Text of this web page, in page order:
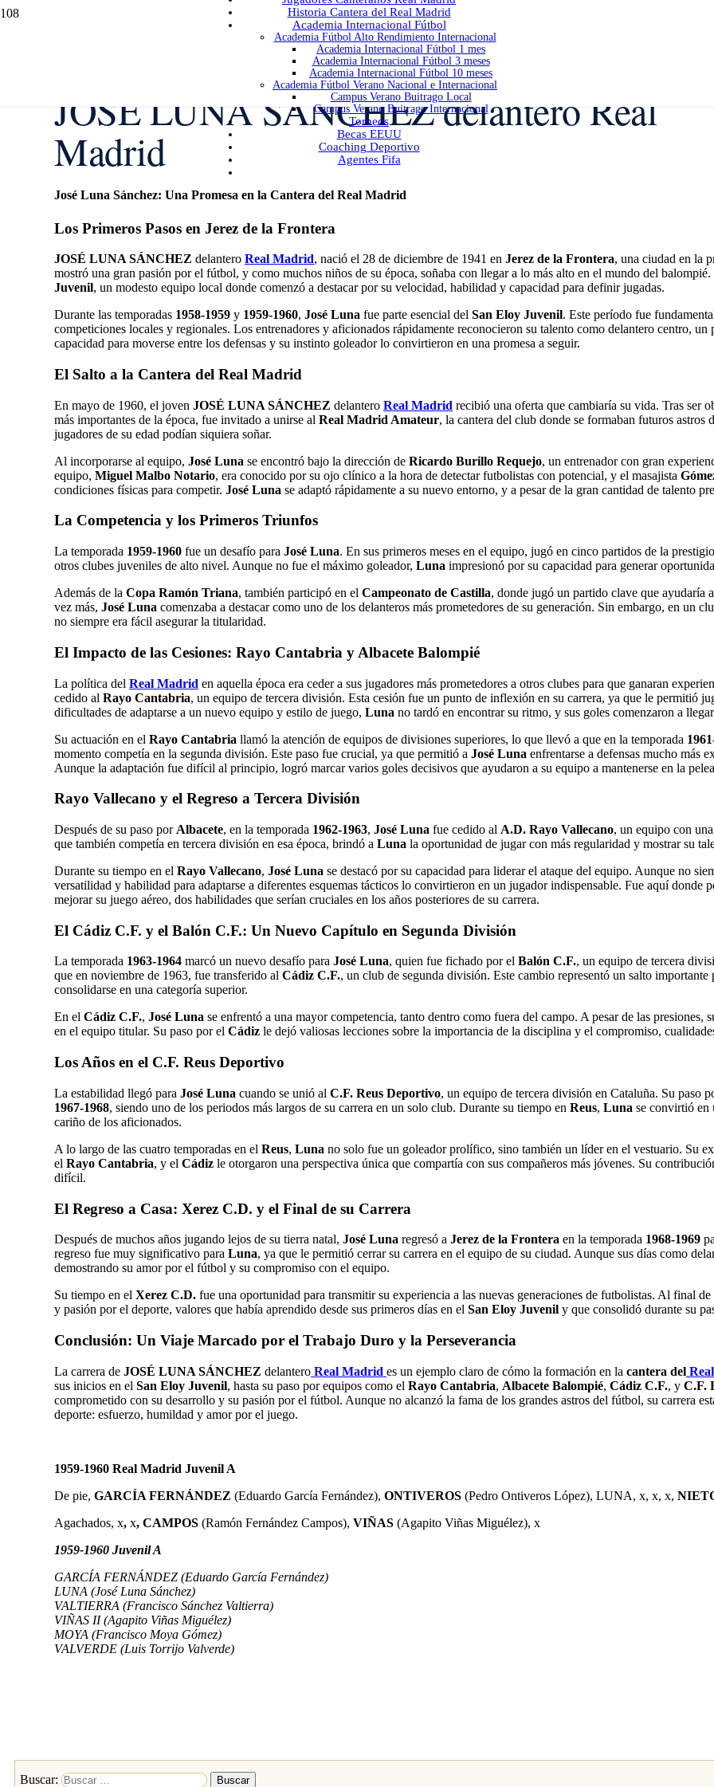
Historia Cantera del Real Madrid
Academia Internacional Fútbol
Academia Fútbol Alto Rendimiento Internacional
Academia Internacional Fútbol 1 mes
Academia Internacional Fútbol 3 meses
Academia Internacional Fútbol 10 meses
Academia Fútbol Verano Nacional e Internacional
Campus Verano Buitrago Local
Campus Verano Buitrago Internacional
Torneos
Becas EEUU
Coaching Deportivo
Agentes Fifa
JOSÉ LUNA SÁNCHEZ delantero Real
Madrid
José Luna Sánchez: Una Promesa en la Cantera del Real Madrid
Los Primeros Pasos en Jerez de la Frontera
JOSÉ LUNA SÁNCHEZ delantero Real Madrid, nació el 28 de diciembre de 1941 en Jerez de la Frontera, una ciudad en la
mostró una gran pasión por el fútbol, y como muchos niños de su época, soñaba con llegar a lo más alto en el mundo del
Juvenil, un modesto equipo local donde comenzó a destacar por su velocidad, habilidad y capacidad para definir jugadas.
Durante las temporadas 1958-1959 y 1959-1960, José Luna fue parte esencial del San Eloy Juvenil. Este período fue
competiciones locales y regionales. Los entrenadores y aficionados rápidamente reconocieron su talento como delantero centro,
capacidad para moverse entre los defensas y su instinto goleador lo convirtieron en una promesa a seguir.
El Salto a la Cantera del Real Madrid
En mayo de 1960, el joven JOSÉ LUNA SÁNCHEZ delantero Real Madrid recibió una oferta que cambiaría su vida. Tras ser
más importantes de la época, fue invitado a unirse al Real Madrid Amateur, la cantera del club donde se formaban futuros
jugadores de su edad podían siquiera soñar.
Al incorporarse al equipo, José Luna se encontró bajo la dirección de Ricardo Burillo Requejo, un entrenador con gran
equipo, Miguel Malbo Notario, era conocido por su ojo clínico a la hora de detectar futbolistas con potencial, y el masajista
condiciones físicas para competir. José Luna se adaptó rápidamente a su nuevo entorno, y a pesar de la gran cantidad de talento
La Competencia y los Primeros Triunfos
La temporada 1959-1960 fue un desafío para José Luna. En sus primeros meses en el equipo, jugó en cinco partidos de la
otros clubes juveniles de alto nivel. Aunque no fue el máximo goleador, Luna impresionó por su capacidad para generar
Además de la Copa Ramón Triana, también participó en el Campeonato de Castilla, donde jugó un partido clave que ayudaría
vez más, José Luna comenzaba a destacar como uno de los delanteros más prometedores de su generación. Sin embargo, en un
no siempre era fácil asegurar la titularidad.
El Impacto de las Cesiones: Rayo Cantabria y Albacete Balompié
La política del Real Madrid en aquella época era ceder a sus jugadores más prometedores a otros clubes para que ganaran
cedido al Rayo Cantabria, un equipo de tercera división. Esta cesión fue un punto de inflexión en su carrera, ya que le permitió
dificultades de adaptarse a un nuevo equipo y estilo de juego, Luna no tardó en encontrar su ritmo, y sus goles comenzaron a
Su actuación en el Rayo Cantabria llamó la atención de equipos de divisiones superiores, lo que llevó a que en la temporada
momento competía en la segunda división. Este paso fue crucial, ya que permitió a José Luna enfrentarse a defensas mucho más
Aunque la adaptación fue difícil al principio, logró marcar varios goles decisivos que ayudaron a su equipo a mantenerse en la
Rayo Vallecano y el Regreso a Tercera División
Después de su paso por Albacete, en la temporada 1962-1963, José Luna fue cedido al A.D. Rayo Vallecano, un equipo con
que también competía en tercera división en esa época, brindó a Luna la oportunidad de jugar con más regularidad y mostrar su
Durante su tiempo en el Rayo Vallecano, José Luna se destacó por su capacidad para liderar el ataque del equipo. Aunque no
versatilidad y habilidad para adaptarse a diferentes esquemas tácticos lo convirtieron en un jugador indispensable. Fue aquí donde
mejorar su juego aéreo, dos habilidades que serían cruciales en los años posteriores de su carrera.
El Cádiz C.F. y el Balón C.F.: Un Nuevo Capítulo en Segunda División
La temporada 1963-1964 marcó un nuevo desafío para José Luna, quien fue fichado por el Balón C.F., un equipo de tercera
que en noviembre de 1963, fue transferido al Cádiz C.F., un club de segunda división. Este cambio representó un salto importante
consolidarse en una categoría superior.
En el Cádiz C.F., José Luna se enfrentó a una mayor competencia, tanto dentro como fuera del campo. A pesar de las
en el equipo titular. Su paso por el Cádiz le dejó valiosas lecciones sobre la importancia de la disciplina y el compromiso,
Los Años en el C.F. Reus Deportivo
La estabilidad llegó para José Luna cuando se unió al C.F. Reus Deportivo, un equipo de tercera división en Cataluña. Su paso
1967-1968, siendo uno de los periodos más largos de su carrera en un solo club. Durante su tiempo en Reus, Luna se convirtió en
cariño de los aficionados.
A lo largo de las cuatro temporadas en el Reus, Luna no solo fue un goleador prolífico, sino también un líder en el vestuario. Su
el Rayo Cantabria, y el Cádiz le otorgaron una perspectiva única que compartía con sus compañeros más jóvenes. Su
difícil.
El Regreso a Casa: Xerez C.D. y el Final de su Carrera
Después de muchos años jugando lejos de su tierra natal, José Luna regresó a Jerez de la Frontera en la temporada 1968-1969
regreso fue muy significativo para Luna, ya que le permitió cerrar su carrera en el equipo de su ciudad. Aunque sus días como
demostrando su amor por el fútbol y su compromiso con el equipo.
Su tiempo en el Xerez C.D. fue una oportunidad para transmitir su experiencia a las nuevas generaciones de futbolistas. Al final de
y pasión por el deporte, valores que había aprendido desde sus primeros días en el San Eloy Juvenil y que consolidó durante su
Conclusión: Un Viaje Marcado por el Trabajo Duro y la Perseverancia
La carrera de JOSÉ LUNA SÁNCHEZ delantero Real Madrid es un ejemplo claro de cómo la formación en la cantera del
sus inicios en el San Eloy Juvenil, hasta su paso por equipos como el Rayo Cantabria, Albacete Balompié, Cádiz C.F., y C.F.
comprometido con su desarrollo y su pasión por el fútbol. Aunque no alcanzó la fama de los grandes astros del fútbol, su carrera
deporte: esfuerzo, humildad y amor por el juego.
1959-1960 Real Madrid Juvenil A
De pie, GARCÍA FERNÁNDEZ (Eduardo García Fernández), ONTIVEROS (Pedro Ontiveros López), LUNA, x, x, x,
Agachados, x, x, CAMPOS (Ramón Fernández Campos), VIÑAS (Agapito Viñas Miguélez), x
1959-1960 Juvenil A
GARCÍA FERNÁNDEZ (Eduardo García Fernández)
LUNA (José Luna Sánchez)
VALTIERRA (Francisco Sánchez Valtierra)
VIÑAS II (Agapito Viñas Miguélez)
MOYA (Francisco Moya Gómez)
VALVERDE (Luis Torrijo Valverde)
Buscar: